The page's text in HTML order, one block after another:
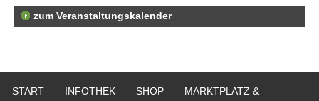
zum Veranstaltungskalender
START INFOTHEK SHOP
MARKTPLATZ &